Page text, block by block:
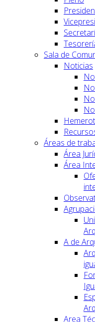
Sala de
Noticias
Áreas de
Área
Área
A de
Area